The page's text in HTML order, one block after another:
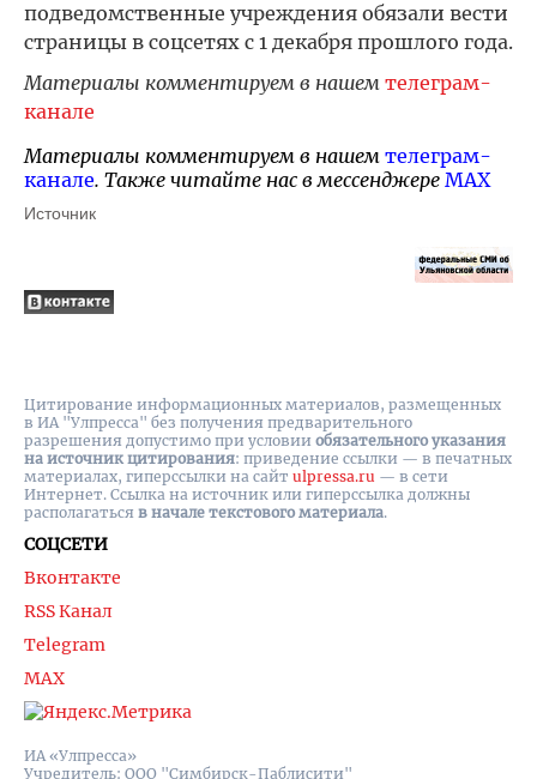
подведомственные учреждения обязали вести
страницы в соцсетях с 1 декабря прошлого года.
Материалы комментируем в нашем телеграм-
канале
Материалы комментируем в нашем телеграм-
канале. Также читайте нас в мессенджере MAX
Источник
ИА «Улпресса»
Учредитель: ООО "Симбирск-Паблисити"
СОЦСЕТИ
Вконтакте
RSS Канал
Telegram
MAX
Цитирование информационных материалов, размещенных
в ИА "Улпресса" без получения предварительного
разрешения допустимо при условии обязательного указания
на источник цитирования: приведение ссылки — в печатных
материалах, гиперссылки на cайт ulpressa.ru — в сети
Интернет. Ссылка на источник или гиперссылка должны
располагаться в начале текстового материала.